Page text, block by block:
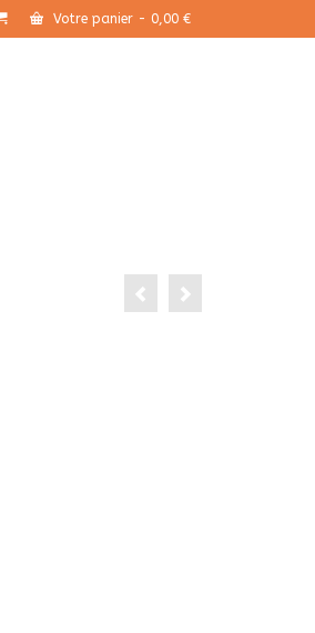
Votre panier - 0,00 €